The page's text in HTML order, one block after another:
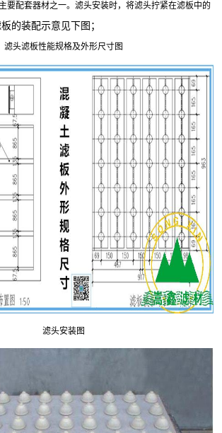
要配套器材之一。滤头安装时，将滤头拧紧在滤板中的
的装配示意见下图；
滤头滤板性能规格及外形尺寸图
滤头安装图